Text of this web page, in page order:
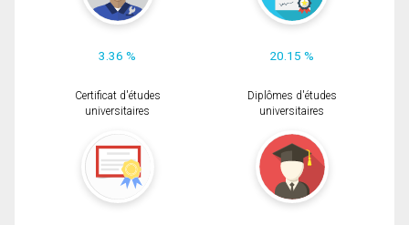
3.36 % 20.15 %
Certificat d'études
universitaires
Diplômes d'études
universitaires